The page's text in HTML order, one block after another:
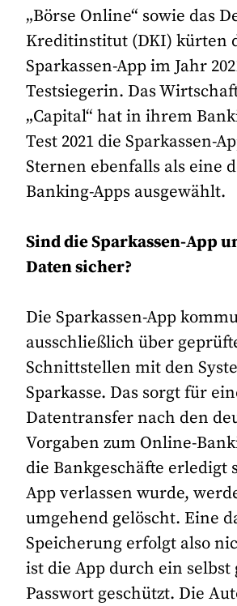
„Börse Online“ sowie das
Kreditinstitut (DKI) kürten
Sparkassen-App im Jahr
Testsiegerin. Das
„Capital“ hat in ihrem
Test 2021 die Sparkassen-
Sternen ebenfalls als eine
Banking-Apps ausgewählt.
Sind die Sparkassen-App
Daten sicher?
Die Sparkassen-App
ausschließlich über
Schnittstellen mit den
Sparkasse. Das sorgt für
Datentransfer nach den
Vorgaben zum Online-
die Bankgeschäfte erledigt
App verlassen wurde,
umgehend gelöscht. Eine
Speicherung erfolgt also
ist die App durch ein selbst
Passwort geschützt. Die